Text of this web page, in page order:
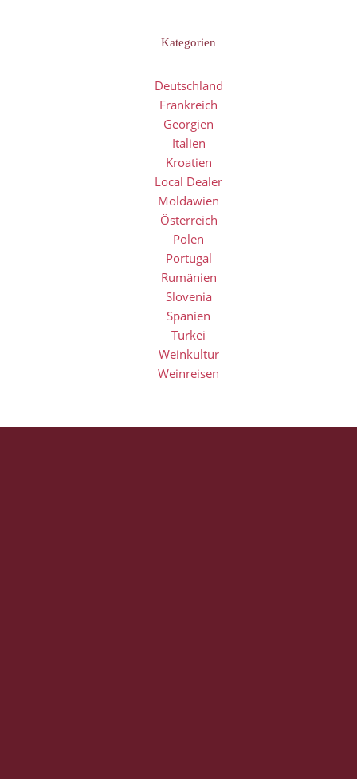
Kategorien
Deutschland
Frankreich
Georgien
Italien
Kroatien
Local Dealer
Moldawien
Österreich
Polen
Portugal
Rumänien
Slovenia
Spanien
Türkei
Weinkultur
Weinreisen